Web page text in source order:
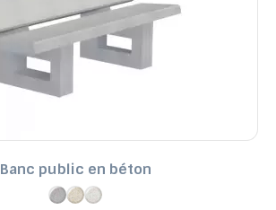
Banc public en béton